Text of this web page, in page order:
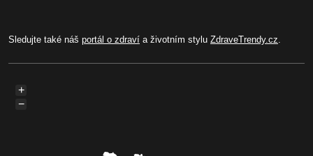
Sledujte také náš portál o zdraví a životním stylu ZdraveTrendy.cz.
+
−